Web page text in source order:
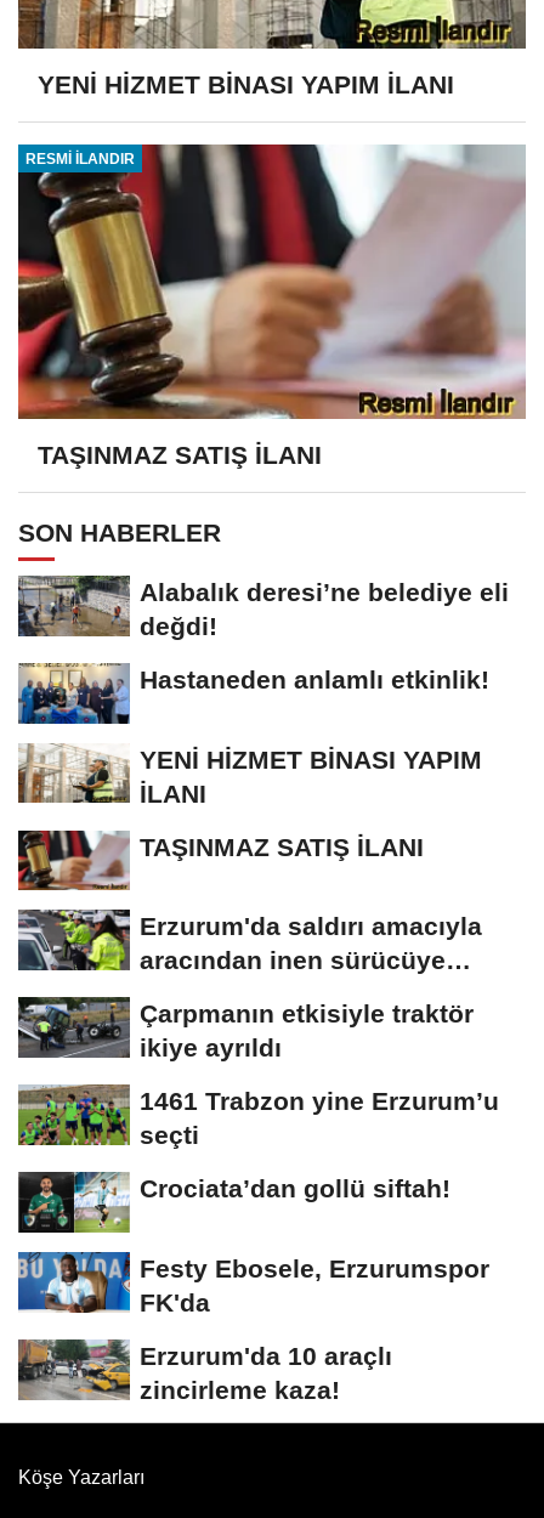
YENİ HİZMET BİNASI YAPIM İLANI
RESMİ İLANDIR
TAŞINMAZ SATIŞ İLANI
SON HABERLER
Alabalık deresi’ne belediye eli
değdi!
Hastaneden anlamlı etkinlik!
YENİ HİZMET BİNASI YAPIM
İLANI
TAŞINMAZ SATIŞ İLANI
Erzurum'da saldırı amacıyla
aracından inen sürücüye
Çarpmanın etkisiyle traktör
ikiye ayrıldı
1461 Trabzon yine Erzurum’u
seçti
Crociata’dan gollü siftah!
Festy Ebosele, Erzurumspor
FK'da
Erzurum'da 10 araçlı
zincirleme kaza!
Köşe Yazarları